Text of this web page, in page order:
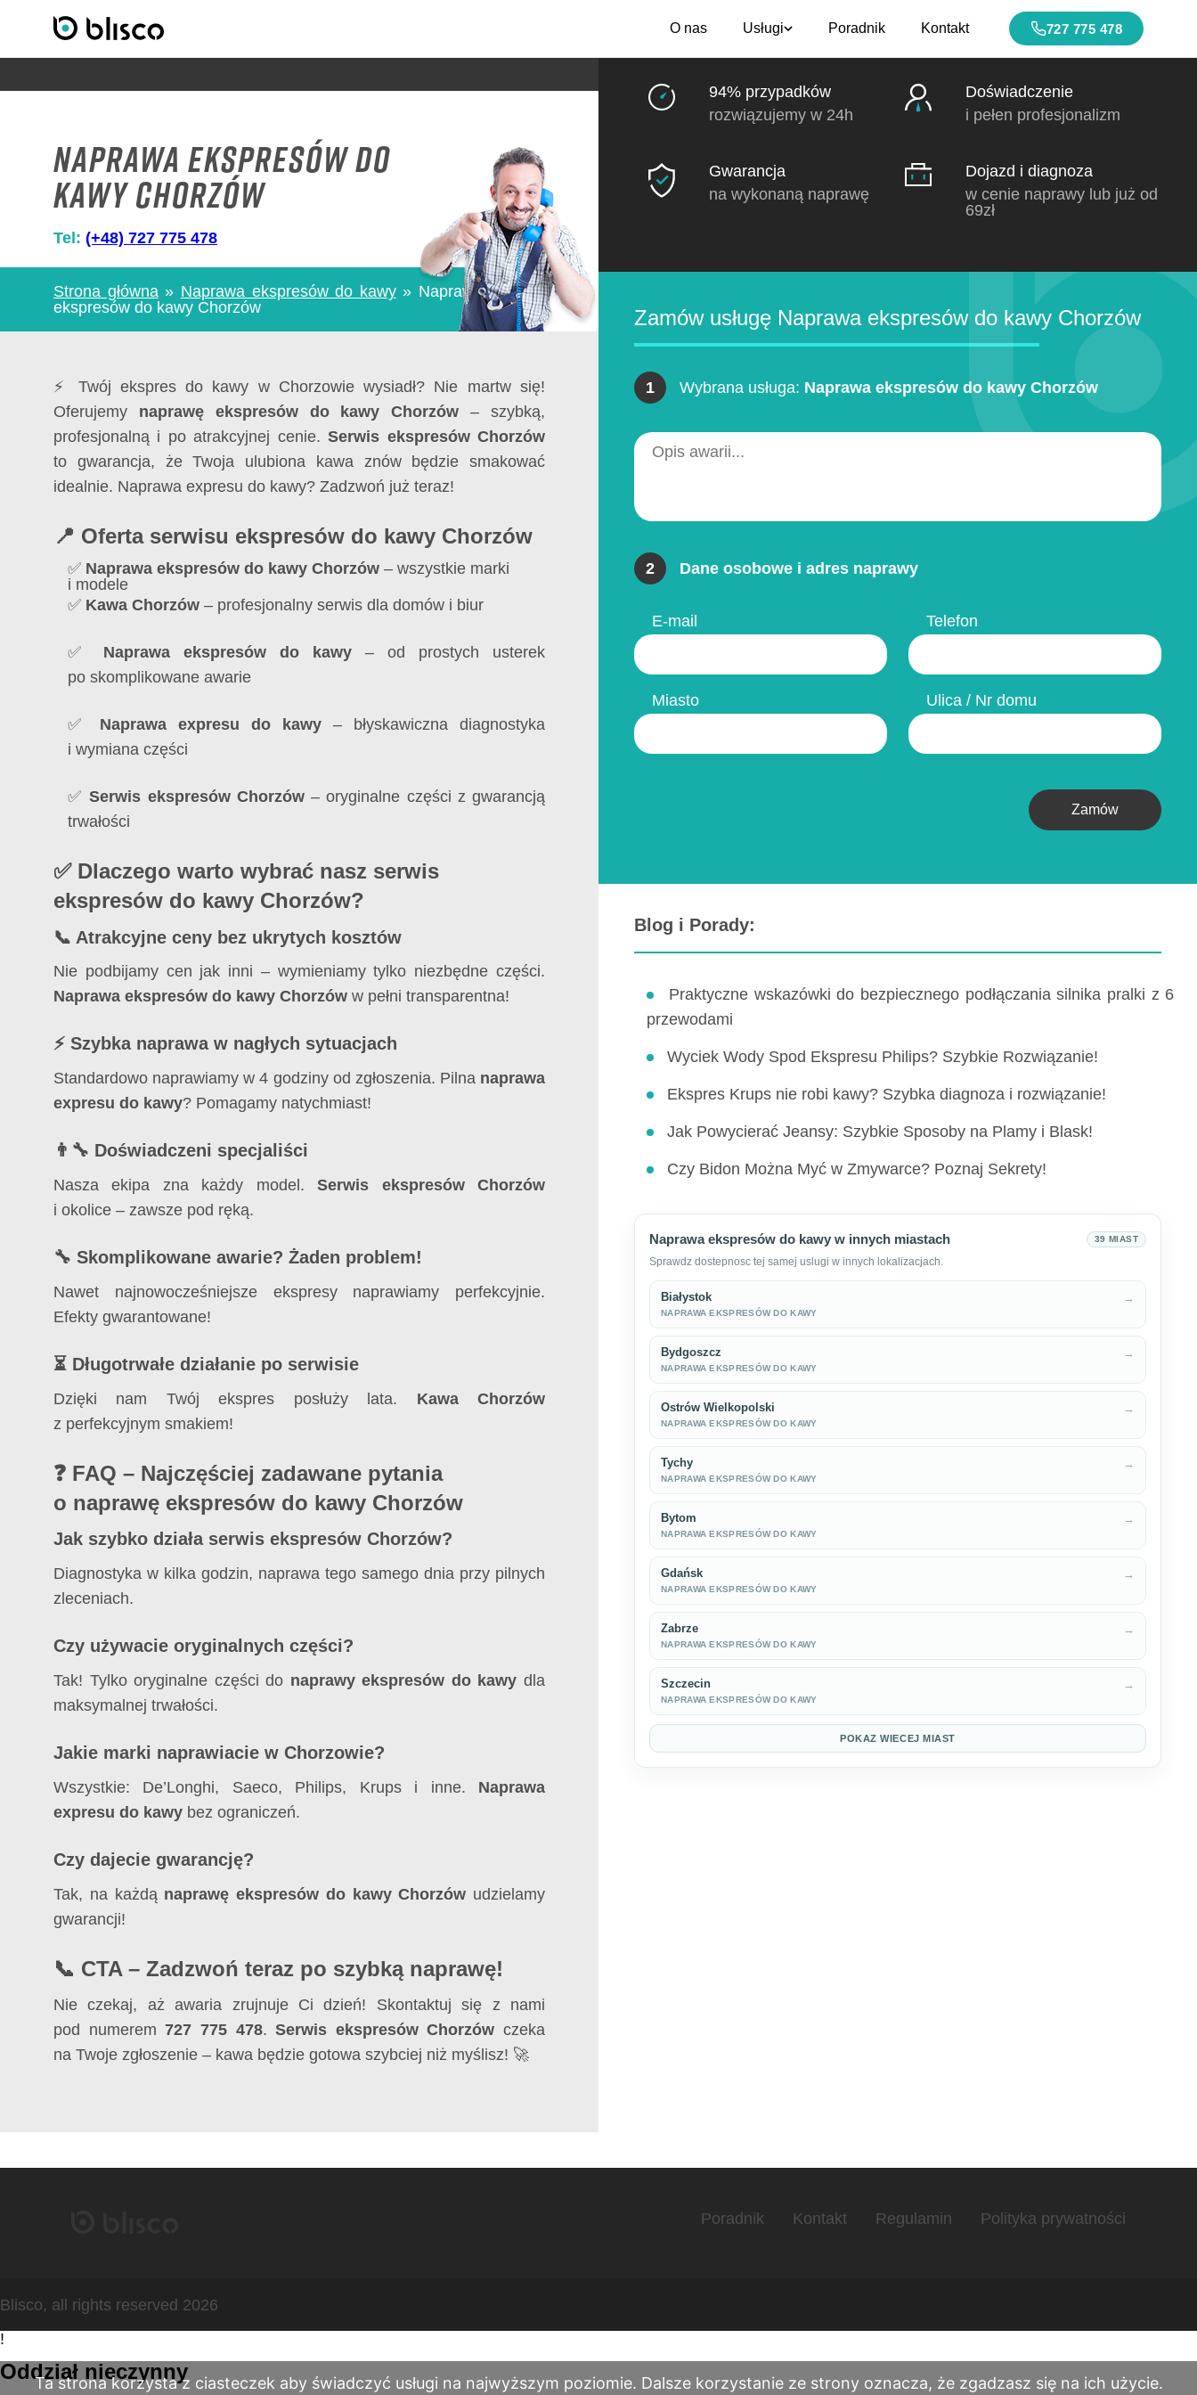
O nas Usługi Poradnik Kontakt 727 775 478
Naprawa ekspresów do
kawy Chorzów
Tel: (+48) 727 775 478
Strona główna» Naprawa ekspresów do kawy» Naprawa
ekspresów do kawy Chorzów
⚡ Twój ekspres do kawy w Chorzowie wysiadł? Nie martw się!
Oferujemy naprawę ekspresów do kawy Chorzów – szybką,
profesjonalną i po atrakcyjnej cenie.Serwis ekspresów Chorzów
to gwarancja, że Twoja ulubiona kawa znów będzie smakować
idealnie. Naprawa expresu do kawy? Zadzwoń już teraz!
📍 Oferta serwisu ekspresów do kawy Chorzów
✅ Naprawa ekspresów do kawy Chorzów – wszystkie marki
i modele
✅ Kawa Chorzów – profesjonalny serwis dla domów i biur
✅ Naprawa ekspresów do kawy – od prostych usterek
po skomplikowane awarie
✅ Naprawa expresu do kawy – błyskawiczna diagnostyka
i wymiana części
✅Serwis ekspresów Chorzów– oryginalne części z gwarancją
trwałości
✅ Dlaczego warto wybrać nasz serwis
ekspresów do kawy Chorzów?
📞 Atrakcyjne ceny bez ukrytych kosztów
Nie podbijamy cen jak inni – wymieniamy tylko niezbędne części.
Naprawa ekspresów do kawy Chorzów w pełni transparentna!
⚡ Szybka naprawa w nagłych sytuacjach
Standardowo naprawiamy w 4 godziny od zgłoszenia. Pilna naprawa
expresu do kawy? Pomagamy natychmiast!
👨‍🔧 Doświadczeni specjaliści
Nasza ekipa zna każdy model.Serwis ekspresów Chorzów
i okolice – zawsze pod ręką.
🔧 Skomplikowane awarie? Żaden problem!
Nawet najnowocześniejsze ekspresy naprawiamy perfekcyjnie.
Efekty gwarantowane!
⏳ Długotrwałe działanie po serwisie
Dzięki nam Twój ekspres posłuży lata. Kawa Chorzów
z perfekcyjnym smakiem!
❓ FAQ – Najczęściej zadawane pytania
o naprawę ekspresów do kawy Chorzów
Jak szybko działa serwis ekspresów Chorzów?
Diagnostyka w kilka godzin, naprawa tego samego dnia przy pilnych
zleceniach.
Czy używacie oryginalnych części?
Tak! Tylko oryginalne części do naprawy ekspresów do kawy dla
maksymalnej trwałości.
Jakie marki naprawiacie w Chorzowie?
Wszystkie: De’Longhi, Saeco, Philips, Krups i inne. Naprawa
expresu do kawy bez ograniczeń.
Czy dajecie gwarancję?
Tak, na każdą naprawę ekspresów do kawy Chorzów udzielamy
gwarancji!
📞 CTA – Zadzwoń teraz po szybką naprawę!
Nie czekaj, aż awaria zrujnuje Ci dzień! Skontaktuj się z nami
pod numerem727 775 478.Serwis ekspresów Chorzów czeka
na Twoje zgłoszenie – kawa będzie gotowa szybciej niż myślisz! 🚀
94% przypadków
rozwiązujemy w 24h
Doświadczenie
i pełen profesjonalizm
Gwarancja
na wykonaną naprawę
Dojazd i diagnoza
w cenie naprawy lub już od
69zł
Zamów usługę Naprawa ekspresów do kawy Chorzów
1 Wybrana usługa: Naprawa ekspresów do kawy Chorzów
2 Dane osobowe i adres naprawy
E-mail Telefon
Miasto Ulica / Nr domu
Zamów
Blog i Porady:
Praktyczne wskazówki do bezpiecznego podłączania silnika pralki z 6
przewodami
Wyciek Wody Spod Ekspresu Philips? Szybkie Rozwiązanie!
Ekspres Krups nie robi kawy? Szybka diagnoza i rozwiązanie!
Jak Powycierać Jeansy: Szybkie Sposoby na Plamy i Blask!
Czy Bidon Można Myć w Zmywarce? Poznaj Sekrety!
Naprawa ekspresów do kawy w innych miastach 39 MIAST
Sprawdz dostepnosc tej samej uslugi w innych lokalizacjach.
Białystok
NAPRAWA EKSPRESÓW DO KAWY
→
Bydgoszcz
NAPRAWA EKSPRESÓW DO KAWY
→
Ostrów Wielkopolski
NAPRAWA EKSPRESÓW DO KAWY
→
Tychy
NAPRAWA EKSPRESÓW DO KAWY
→
Bytom
NAPRAWA EKSPRESÓW DO KAWY
→
Gdańsk
NAPRAWA EKSPRESÓW DO KAWY
→
Zabrze
NAPRAWA EKSPRESÓW DO KAWY
→
Szczecin
NAPRAWA EKSPRESÓW DO KAWY
→
POKAZ WIECEJ MIAST
Poradnik Kontakt Regulamin Polityka prywatności
Blisco, all rights reserved 2026
Ta strona korzysta z ciasteczek aby świadczyć usługi na najwyższym poziomie. Dalsze korzystanie ze strony oznacza, że zgadzasz się na ich użycie.
!
Oddział nieczynny